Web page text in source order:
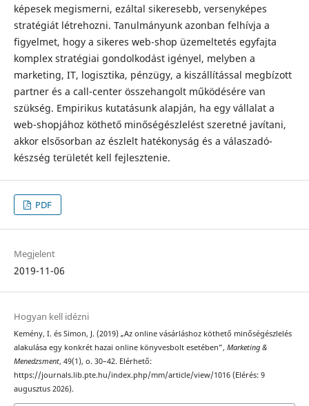
képesek megismerni, ezáltal sikeresebb, versenyképes
stratégiát létrehozni. Tanulmányunk azonban felhívja a
figyelmet, hogy a sikeres web-shop üzemeltetés egyfajta
komplex stratégiai gondolkodást igényel, melyben a
marketing, IT, logisztika, pénzügy, a kiszállítással megbí­zott
partner és a call-center összehangolt működésére van
szükség. Empirikus kutatásunk alapján, ha egy vállalat a
web-shopjához köthető minőségészlelést szeretné javítani,
akkor elsősorban az észlelt hatékonyság és a válaszadó-
készség területét kell fejlesztenie.
PDF
Megjelent
2019-11-06
Hogyan kell idézni
Kemény, I. és Simon, J. (2019) „Az online vásárláshoz köthető minőségészlelés
alakulása egy konkrét hazai online könyvesbolt esetében”, Marketing &
Menedzsment, 49(1), o. 30–42. Elérhető:
https://journals.lib.pte.hu/index.php/mm/article/view/1016 (Elérés: 9
augusztus 2026).